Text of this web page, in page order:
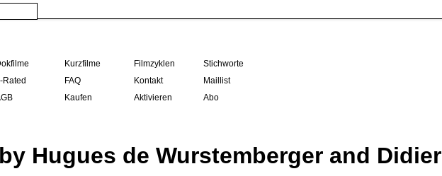
Kurzfilme Filmzyklen
Stichworte
Rated FAQ Kontakt
Maillist
Kaufen Aktivieren Abo
Hugues de Wurstemberger and Didier